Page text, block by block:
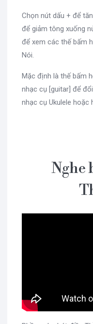
Chọn nút dấu + để
để giảm tông xuống
để xem các thế bấm
Nói.
Mặc định là thế bấm
nhạc cụ [guitar] để
nhạc cụ Ukulele hoặc
Nghe